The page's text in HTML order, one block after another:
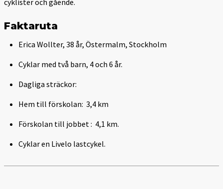
Faktaruta
Erica Wollter, 38 år, Östermalm, Stockholm
Cyklar med två barn, 4 och 6 år.
Dagliga sträckor:
Hem till förskolan: 3,4 km
Förskolan till jobbet : 4,1 km.
Cyklar en Livelo lastcykel.